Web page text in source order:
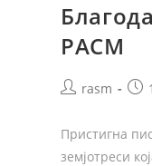
РАСМ
rasm
Пристигна
земјотреси